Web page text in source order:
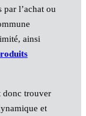
par l’achat ou
ainsi
donc trouver
et